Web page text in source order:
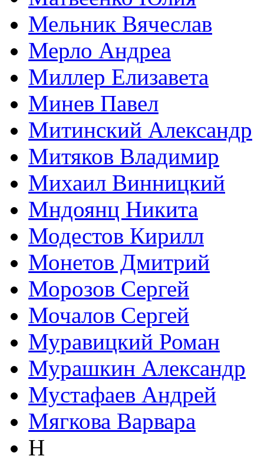
Мельник Вячеслав
Мерло Андреа
Миллер Елизавета
Минев Павел
Митинский Александр
Митяков Владимир
Михаил Винницкий
Мндоянц Никита
Модестов Кирилл
Монетов Дмитрий
Морозов Сергей
Мочалов Сергей
Муравицкий Роман
Мурашкин Александр
Мустафаев Андрей
Мягкова Варвара
Н